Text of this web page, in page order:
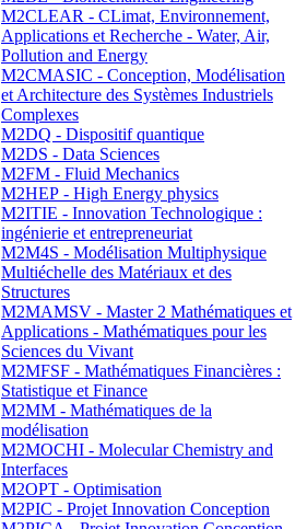
M2CLEAR - CLimat, Environnement,
Applications et Recherche - Water, Air,
Pollution and Energy
M2CMASIC - Conception, Modélisation
et Architecture des Systèmes Industriels
Complexes
M2DQ - Dispositif quantique
M2DS - Data Sciences
M2FM - Fluid Mechanics
M2HEP - High Energy physics
M2ITIE - Innovation Technologique :
ingénierie et entrepreneuriat
M2M4S - Modélisation Multiphysique
Multiéchelle des Matériaux et des
Structures
M2MAMSV - Master 2 Mathématiques et
Applications - Mathématiques pour les
Sciences du Vivant
M2MFSF - Mathématiques Financières :
Statistique et Finance
M2MM - Mathématiques de la
modélisation
M2MOCHI - Molecular Chemistry and
Interfaces
M2OPT - Optimisation
M2PIC - Projet Innovation Conception